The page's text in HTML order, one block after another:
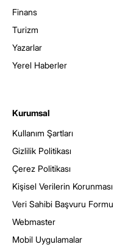
Finans
Turizm
Yazarlar
Yerel Haberler
Kurumsal
Kullanım Şartları
Gizlilik Politikası
Çerez Politikası
Kişisel Verilerin Korunması
Veri Sahibi Başvuru Formu
Webmaster
Mobil Uygulamalar